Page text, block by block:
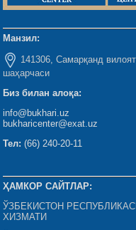
Манзил:
141306, Самарқанд
шаҳарчаси
Биз билан алоқа:
info@bukhari.uz
bukharicenter@exat.uz
Тел: (66) 240-20-11
ҲАМКОР САЙТЛАР:
ЎЗБЕКИСТОН
ХИЗМАТИ